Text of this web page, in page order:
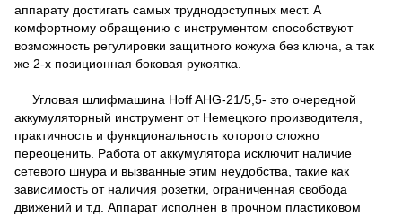
аппарату достигать самых труднодоступных мест. А
комфортному обращению с инструментом способствуют
возможность регулировки защитного кожуха без ключа, а так
же 2-х позиционная боковая рукоятка.
Угловая шлифмашина Hoff AHG-21/5,5- это очередной
аккумуляторный инструмент от Немецкого производителя,
практичность и функциональность которого сложно
переоценить. Работа от аккумулятора исключит наличие
сетевого шнура и вызванные этим неудобства, такие как
зависимость от наличия розетки, ограниченная свобода
движений и т.д. Аппарат исполнен в прочном пластиковом